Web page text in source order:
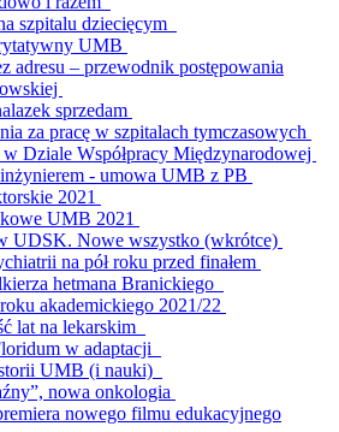
szpitalu dziecięcym
UMB
adresu – przewodnik postępowania
sprzedam
za pracę w szpitalach tymczasowych
w Dziale Współpracy Międzynarodowej
- umowa UMB z PB
2021
UMB 2021
UDSK. Nowe wszystko (wkrótce)
na pół roku przed finałem
hetmana Branickiego
akademickiego 2021/22
lat na lekarskim
w adaptacji
UMB (i nauki)
nowa onkologia
nowego filmu edukacyjnego